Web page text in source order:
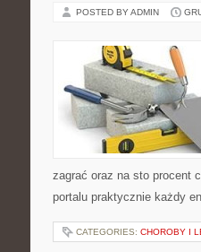
POSTED BY ADMIN
zagrać oraz na sto procent
portalu praktycznie każdy
CATEGORIES: CHOROBY I